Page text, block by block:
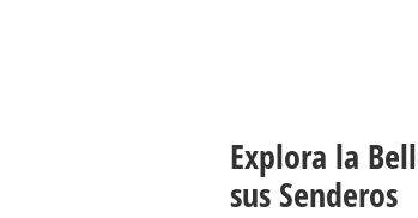
Explora la
sus Senderos